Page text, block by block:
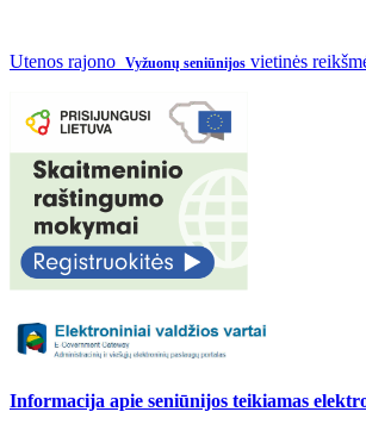
Utenos rajono Vyžuonų seniūnijos vietinės
Informacija apie seniūnijos teikiamas